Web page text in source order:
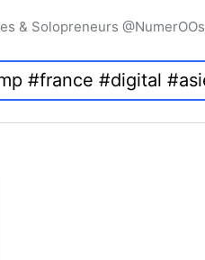
& Solopreneurs @NumerOOs